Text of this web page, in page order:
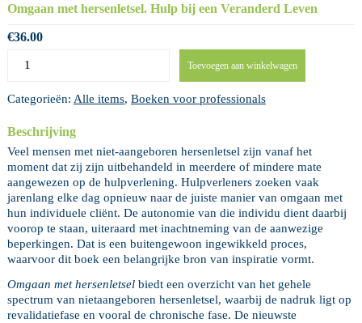
Omgaan met hersenletsel. Hulp bij een Veranderd Leven
€36.00
Hulp
een
Veranderd
Leven
aantal
Toevoegen aan winkelwagen
Categorieën: Alle items, Boeken voor professionals
Beschrijving
Veel mensen met niet-aangeboren hersenletsel zijn vanaf het
moment dat zij zijn uitbehandeld in meerdere of mindere mate
aangewezen op de hulpverlening. Hulpverleners zoeken vaak
jarenlang elke dag opnieuw naar de juiste manier van omgaan met
hun individuele cliënt. De autonomie van die individu dient daarbij
voorop te staan, uiteraard met inachtneming van de aanwezige
beperkingen. Dat is een buitengewoon ingewikkeld proces,
waarvoor dit boek een belangrijke bron van inspiratie vormt.
Omgaan met hersenletsel biedt een overzicht van het gehele
spectrum van nietaangeboren hersenletsel, waarbij de nadruk ligt op
revalidatiefase en vooral de chronische fase. De nieuwste